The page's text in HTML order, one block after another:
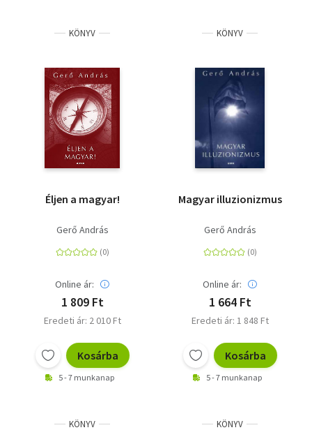
KÖNYV
Éljen a magyar!
Gerő András
Online ár:
1 809 Ft
Eredeti ár: 2 010 Ft
Kosárba
5 - 7 munkanap
KÖNYV
Magyar illuzionizmus
Gerő András
Online ár:
1 664 Ft
Eredeti ár: 1 848 Ft
Kosárba
5 - 7 munkanap
KÖNYV KÖNYV